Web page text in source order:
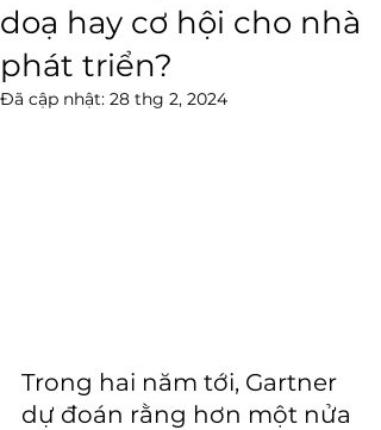
doạ hay cơ hội cho nhà
phát triển?
Đã cập nhật: 28 thg 2, 2024
Trong hai năm tới, Gartner
dự đoán rằng hơn một nửa